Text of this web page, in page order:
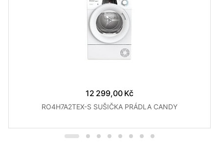
12 299,00 Kč
RO4H7A2TEX-S SUŠIČKA PRÁDLA CANDY